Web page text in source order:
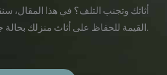
أثاثك وتجنب التلف؟ في هذا المقال،
القيمة للحفاظ على أثاث منزلك بحالة جيدة وتجنب التلف.